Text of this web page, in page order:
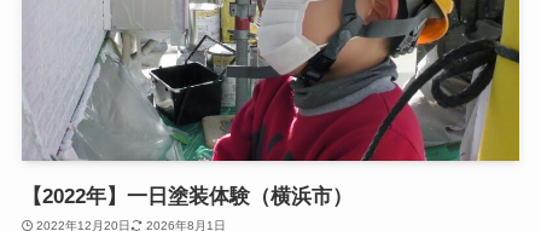
【2022年】一日塗装体験（横浜市）
2022年12月20日 2026年8月1日